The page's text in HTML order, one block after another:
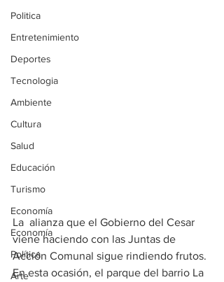
Politica
Entretenimiento
Deportes
Tecnologia
Ambiente
Cultura
Salud
Educación
Turismo
Economía
Economía
Política
Arte
La  alianza que el Gobierno del Cesar
viene haciendo con las Juntas de
Acción Comunal sigue rindiendo frutos.
En esta ocasión, el parque del barrio La